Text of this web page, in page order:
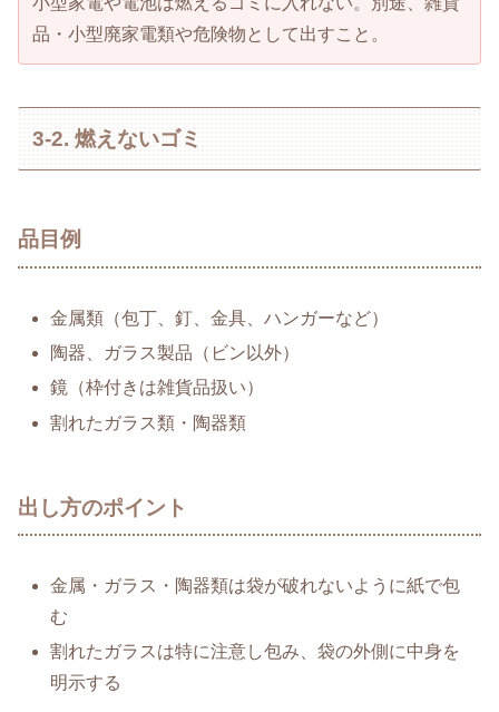
品・小型廃家電類や危険物として出すこと。
3-2. 燃えないゴミ
品目例
金属類（包丁、釘、金具、ハンガーなど）
陶器、ガラス製品（ビン以外）
鏡（枠付きは雑貨品扱い）
割れたガラス類・陶器類
出し方のポイント
金属・ガラス・陶器類は袋が破れないように紙で包
む
割れたガラスは特に注意し包み、袋の外側に中身を
明示する